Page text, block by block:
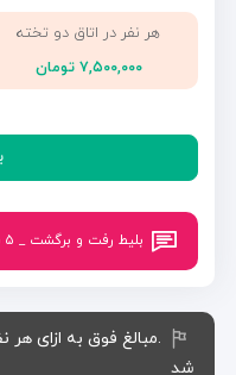
هر نفر در اتاق دو تخته
۷,۵۰۰,۰۰۰ تومان
بلیط رفت و برگشت _ ۵ شب اقامت در هتل همراه با صبحانه
.مبالغ فوق به ازای هر
شد